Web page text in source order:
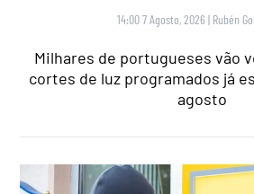
14:00 7 Agosto, 2026 | Rubén
Milhares de portugueses vão
cortes de luz programados já
agosto